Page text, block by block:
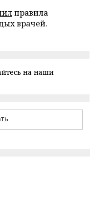
правила
врачей.
на наши